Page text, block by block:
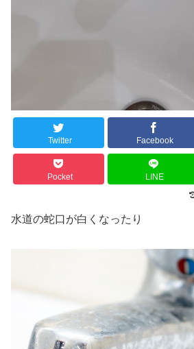
Twitter Facebook
Pocket LINE
水道の蛇口が白くなったり